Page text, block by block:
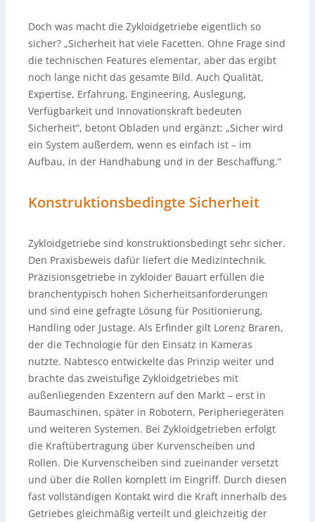
Doch was macht die Zykloidgetriebe eigentlich so
sicher? „Sicherheit hat viele Facetten. Ohne Frage sind
die technischen Features elementar, aber das ergibt
noch lange nicht das gesamte Bild. Auch Qualität,
Expertise, Erfahrung, Engineering, Auslegung,
Verfügbarkeit und Innovationskraft bedeuten
Sicherheit“, betont Obladen und ergänzt: „Sicher wird
ein System außerdem, wenn es einfach ist – im
Aufbau, in der Handhabung und in der Beschaffung.“
Konstruktionsbedingte Sicherheit
Zykloidgetriebe sind konstruktionsbedingt sehr sicher.
Den Praxisbeweis dafür liefert die Medizintechnik.
Präzisionsgetriebe in zykloider Bauart erfüllen die
branchentypisch hohen Sicherheitsanforderungen
und sind eine gefragte Lösung für Positionierung,
Handling oder Justage. Als Erfinder gilt Lorenz Braren,
der die Technologie für den Einsatz in Kameras
nutzte. Nabtesco entwickelte das Prinzip weiter und
brachte das zweistufige Zykloidgetriebes mit
außenliegenden Exzentern auf den Markt – erst in
Baumaschinen, später in Robotern, Peripheriegeräten
und weiteren Systemen. Bei Zykloidgetrieben erfolgt
die Kraftübertragung über Kurvenscheiben und
Rollen. Die Kurvenscheiben sind zueinander versetzt
und über die Rollen komplett im Eingriff. Durch diesen
fast vollständigen Kontakt wird die Kraft innerhalb des
Getriebes gleichmäßig verteilt und gleichzeitig der